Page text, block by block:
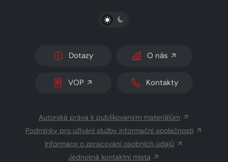
PŘEPNOUT SVĚTLÝ/TMAVÝ REŽIM
Dotazy O nás
VOP Kontakty
Autorská práva k publikovaným materiálům
Podmínky pro užívání služby informační společnosti
Informace o zpracování osobních údajů
Jednotná kontaktní místa